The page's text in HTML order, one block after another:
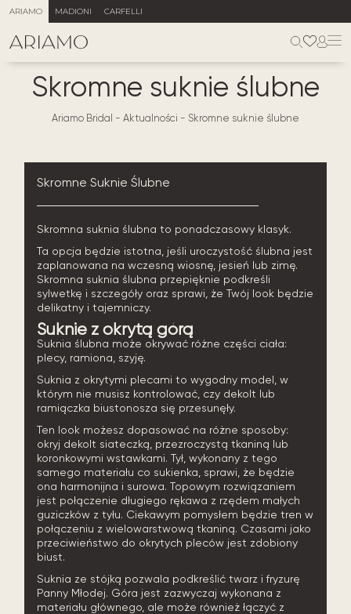
ARIAMO MADIONI CARFELLI
Skromne suknie ślubne
Ariamo Bridal - Aktualności - Skromne suknie ślubne
Skromne Suknie Ślubne
Skromna suknia ślubna to ponadczasowy klasyk.
Ta opcja będzie istotna, jeśli uroczystość ślubna jest
zaplanowana na wczesną wiosnę, jesień lub zimę.
Skromna suknia ślubna przepięknie podkreśli
sylwetkę i szczegóły oraz sprawi, że Twój look będzie
delikatny i tajemniczy.
Suknie z okrytą górą
Suknia ślubna może okrywać różne części ciała:
plecy, ramiona, szyję.
Suknia z okrytymi plecami to wygodny model, w
którym nie musisz kontrolować, czy dekolt lub
ramiączka biustonosza się przesunęły.
Ten look możesz dopasować na różne sposoby:
okryj dekolt siateczką, przezroczystą tkaniną lub
koronkowymi wstawkami. Tył, wykonany z tego
samego materiału co sukienka, sprawi, że będzie
ona harmonijna i surowa. Topowym rozwiązaniem
jest połączenie długiego rękawa z rzędem małych
guziczków z tyłu. Ciekawym pomysłem będzie tren w
połączeniu z wielowarstwową tkaniną. Czasami jako
przeciwieństwo do okrytych pleców jest zdobiony
biust.
Suknia ze stójką pozwala podkreślić twarz i fryzurę
Panny Młodej. Góra jest zazwyczaj wykonana z
materiału głównego, ale może również łączyć z